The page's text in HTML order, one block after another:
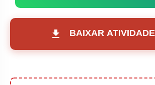
BAIXAR